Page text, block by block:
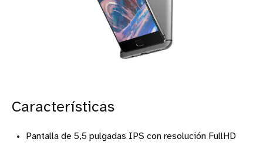
Características
Pantalla de 5,5 pulgadas IPS con resolución FullHD